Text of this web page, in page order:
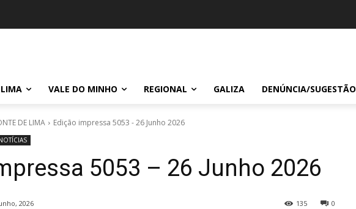
VALE DO MINHO REGIONAL GALIZA DENÚNCIA/SUGESTÃO
DE LIMA Edição impressa 5053 - 26 Junho 2026
5053 – 26 Junho 2026
2026 0
135